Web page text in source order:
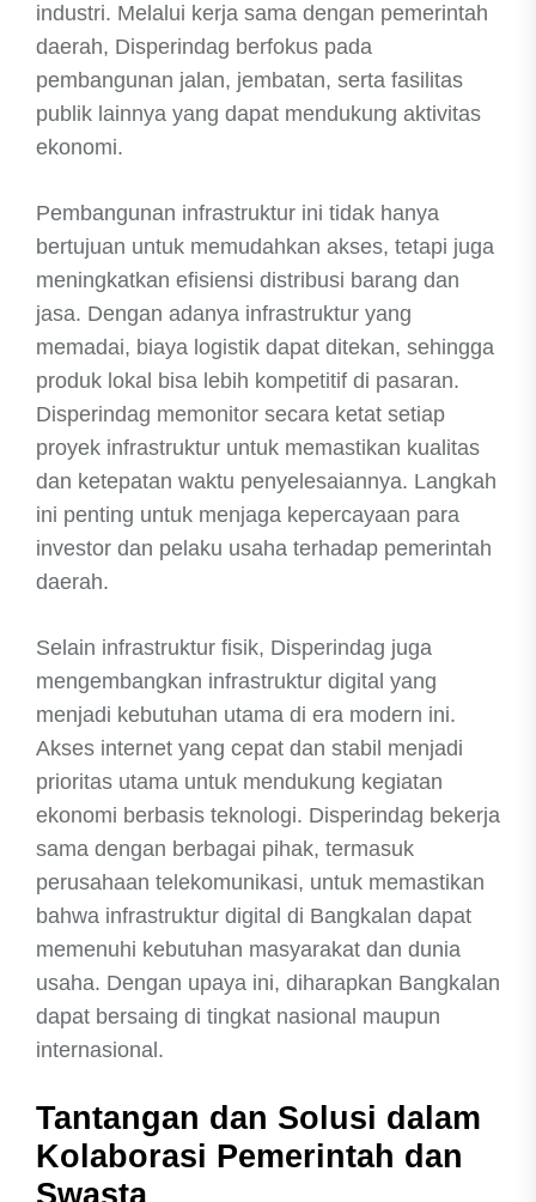
industri. Melalui kerja sama dengan pemerintah
daerah, Disperindag berfokus pada
pembangunan jalan, jembatan, serta fasilitas
publik lainnya yang dapat mendukung aktivitas
ekonomi.
Pembangunan infrastruktur ini tidak hanya
bertujuan untuk memudahkan akses, tetapi juga
meningkatkan efisiensi distribusi barang dan
jasa. Dengan adanya infrastruktur yang
memadai, biaya logistik dapat ditekan, sehingga
produk lokal bisa lebih kompetitif di pasaran.
Disperindag memonitor secara ketat setiap
proyek infrastruktur untuk memastikan kualitas
dan ketepatan waktu penyelesaiannya. Langkah
ini penting untuk menjaga kepercayaan para
investor dan pelaku usaha terhadap pemerintah
daerah.
Selain infrastruktur fisik, Disperindag juga
mengembangkan infrastruktur digital yang
menjadi kebutuhan utama di era modern ini.
Akses internet yang cepat dan stabil menjadi
prioritas utama untuk mendukung kegiatan
ekonomi berbasis teknologi. Disperindag bekerja
sama dengan berbagai pihak, termasuk
perusahaan telekomunikasi, untuk memastikan
bahwa infrastruktur digital di Bangkalan dapat
memenuhi kebutuhan masyarakat dan dunia
usaha. Dengan upaya ini, diharapkan Bangkalan
dapat bersaing di tingkat nasional maupun
internasional.
Tantangan dan Solusi dalam
Kolaborasi Pemerintah dan
Swasta